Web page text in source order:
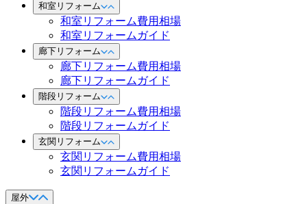
和室リフォーム
和室リフォーム費用相場
和室リフォームガイド
廊下リフォーム
廊下リフォーム費用相場
廊下リフォームガイド
階段リフォーム
階段リフォーム費用相場
階段リフォームガイド
玄関リフォーム
玄関リフォーム費用相場
玄関リフォームガイド
屋外